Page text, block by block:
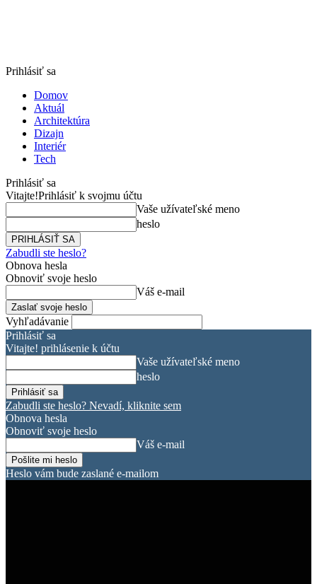
Prihlásiť sa
Domov
Aktuál
Architektúra
Dizajn
Interiér
Tech
Prihlásiť sa
Vitajte!Prihlásiť k svojmu účtu
Vaše užívateľské meno
heslo
Zabudli ste heslo?
Obnova hesla
Obnoviť svoje heslo
Váš e-mail
Vyhľadávanie
Prihlásiť sa
Vitajte! prihlásenie k účtu
Vaše užívateľské meno
heslo
Zabudli ste heslo? Nevadí, kliknite sem
Obnova hesla
Obnoviť svoje heslo
Váš e-mail
Heslo vám bude zaslané e-mailom